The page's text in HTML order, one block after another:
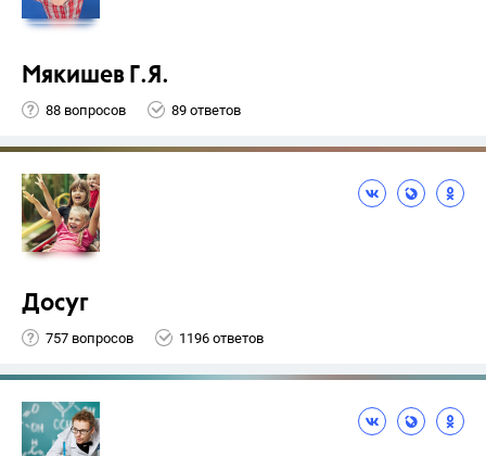
Мякишев Г.Я.
88 вопросов 89 ответов
Досуг
757 вопросов 1196 ответов